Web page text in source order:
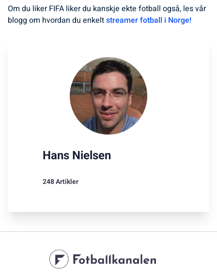
Om du liker FIFA liker du kanskje ekte fotball også, les vår
blogg om hvordan du enkeltstreamer fotball i Norge!
Hans Nielsen
248 Artikler